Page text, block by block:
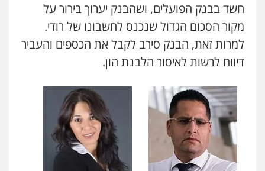
חשד בבנק הפועלים, ושהבנק יערוך בירור על
מקור הסכום הגדול שנכנס לחשבונו של רודי.
למרות זאת, הבנק סירב לקבל את הכספים והעביר
דיווח לרשות לאיסור הלבנת הון.